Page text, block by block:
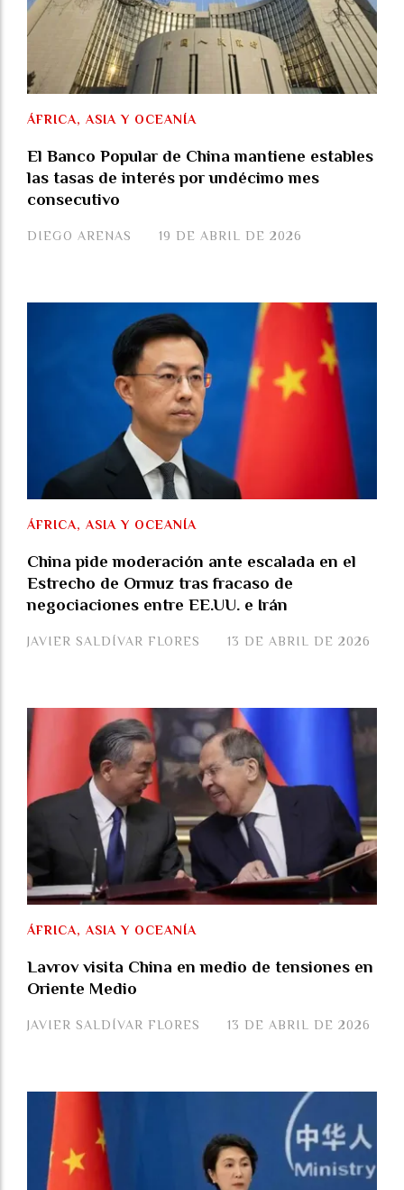
El Banco Popular de China mantiene estables
las tasas de interés por undécimo mes
consecutivo
DIEGO ARENAS
ÁFRICA, ASIA Y OCEANÍA
19 DE ABRIL DE 2026
China pide moderación ante escalada en el
Estrecho de Ormuz tras fracaso de
negociaciones entre EE.UU. e Irán
JAVIER SALDÍVAR FLORES
ÁFRICA, ASIA Y OCEANÍA
13 DE ABRIL DE 2026
Lavrov visita China en medio de tensiones en
Oriente Medio
JAVIER SALDÍVAR FLORES
ÁFRICA, ASIA Y OCEANÍA
13 DE ABRIL DE 2026